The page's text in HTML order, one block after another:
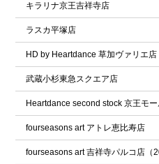
キラリナ京王吉祥寺店
ラスカ平塚店
HD by Heartdance 草加ヴァリエ店
武蔵小杉東急スクエア店
Heartdance second stock 京王モ
fourseasons art アトレ恵比寿店
fourseasons art 吉祥寺パルコ店（